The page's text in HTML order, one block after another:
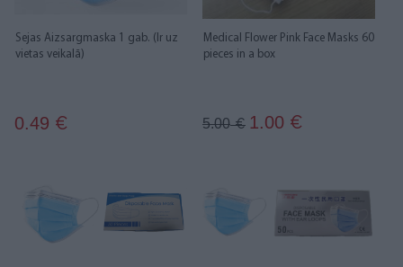
Sejas Aizsargmaska 1 gab. (Ir uz
vietas veikalā)
0.49 €
Medical Flower Pink Face Masks 60
pieces in a box
5.00€ 1.00 €